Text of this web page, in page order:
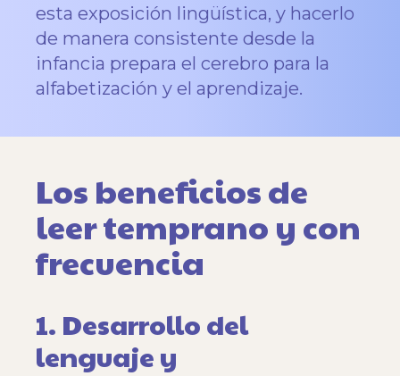
esta exposición lingüística, y hacerlo
de manera consistente desde la
infancia prepara el cerebro para la
alfabetización y el aprendizaje.
Los beneficios de
leer temprano y con
frecuencia
1. Desarrollo del
lenguaje y